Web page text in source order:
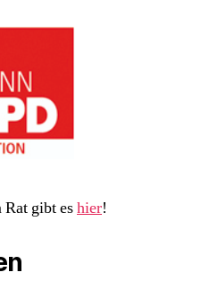
gibt eshier!